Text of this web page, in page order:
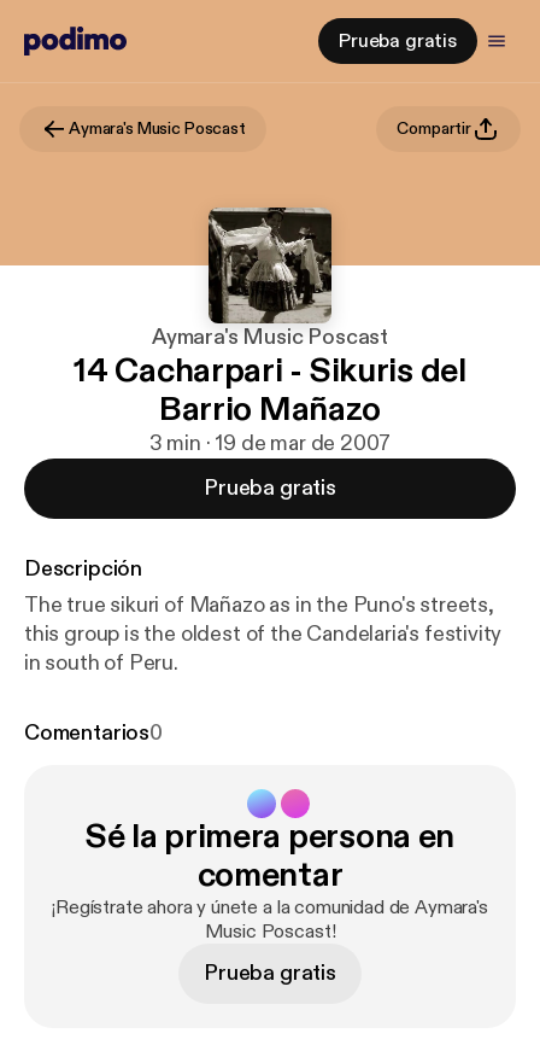
Prueba gratis
Aymara's Music Poscast Compartir
Aymara's Music Poscast
14 Cacharpari - Sikuris del
Barrio Mañazo
3 min · 19 de mar de 2007
Prueba gratis
Descripción
The true sikuri of Mañazo as in the Puno's streets,
this group is the oldest of the Candelaria's festivity
in south of Peru.
Comentarios0
Sé la primera persona en
comentar
¡Regístrate ahora y únete a la comunidad de Aymara's
Music Poscast!
Prueba gratis